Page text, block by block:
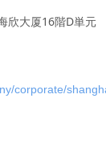
欣大厦16階D単元
corporate/